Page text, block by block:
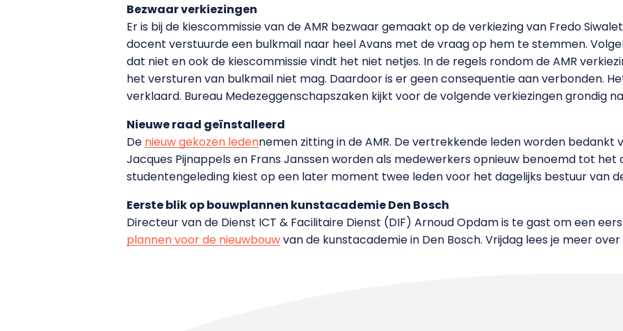
Bezwaar verkiezingen
Er is bij de kiescommissie van de AMR bezwaar gemaakt op de verkiezing van Fredo
docent verstuurde een bulkmail naar heel Avans met de vraag op hem te stemmen.
dat niet en ook de kiescommissie vindt het niet netjes. In de regels rondom de AMR
het versturen van bulkmail niet mag. Daardoor is er geen consequentie aan verbonden.
verklaard. Bureau Medezeggenschapszaken kijkt voor de volgende verkiezingen grondig
Nieuwe raad geïnstalleerd
De nieuw gekozen ledennemen zitting in de AMR. De vertrekkende leden worden bedankt
Jacques Pijnappels en Frans Janssen worden als medewerkers opnieuw benoemd tot het
studentengeleding kiest op een later moment twee leden voor het dagelijks bestuur van
Eerste blik op bouwplannen kunstacademie Den Bosch
Directeur van de Dienst ICT & Facilitaire Dienst (DIF) Arnoud Opdam is te gast om een
plannen voor de nieuwbouwvan de kunstacademie in Den Bosch. Vrijdag lees je meer